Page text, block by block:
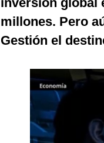
millones. Pero
Gestión el